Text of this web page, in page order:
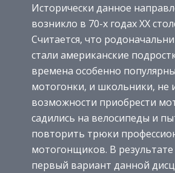
Исторически данное
возникло в 70-х годах ХХ
Считается, что
стали американские
времена особенно
мотогонки, и школьники,
возможности приобрести
садились на велосипеды и
повторить трюки
мотогонщиков. В результате
первый вариант данной